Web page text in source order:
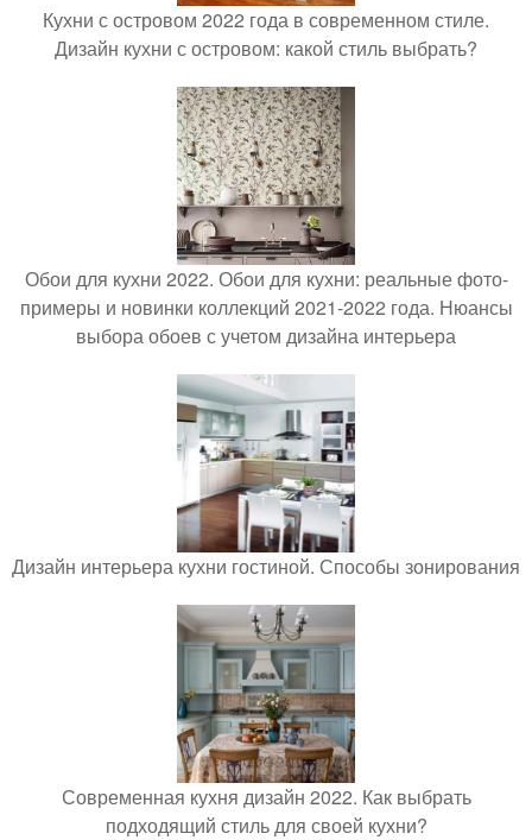
Кухни с островом 2022 года в современном стиле.
Дизайн кухни с островом: какой стиль выбрать?
Обои для кухни 2022. Обои для кухни: реальные фото-
примеры и новинки коллекций 2021-2022 года. Нюансы
выбора обоев с учетом дизайна интерьера
Дизайн интерьера кухни гостиной. Способы зонирования
Современная кухня дизайн 2022. Как выбрать
подходящий стиль для своей кухни?